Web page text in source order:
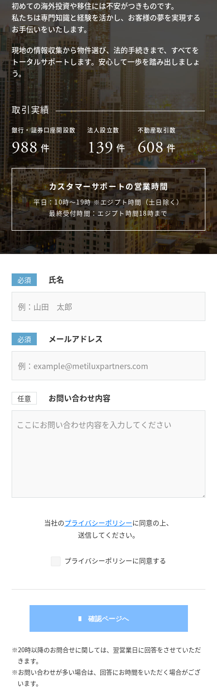
初めての海外投資や移住には不安がつきものです。
私たちは専門知識と経験を活かし、お客様の夢を実現する
お手伝いをいたします。
現地の情報収集から物件選び、法的手続きまで、すべてを
トータルサポートします。安心して一歩を踏み出しましょ
う。
取引実績
銀行・証券口座開設数
988 件
法人設立数
139 件
不動産取引数
608 件
カスタマーサポートの営業時間
平日：10時〜19時 ※エジプト時間（土日除く）
最終受付時間：エジプト時間18時まで
必須 氏名
必須 メールアドレス
任意 お問い合わせ内容
当社のプライバシーポリシーに同意の上、
送信してください。
プライバシーポリシーに同意する
※20時以降のお問合せに関しては、翌営業日に回答をさせていただ
きます。
※お問い合わせが多い場合は、回答にお時間をいただく場合がござ
います。